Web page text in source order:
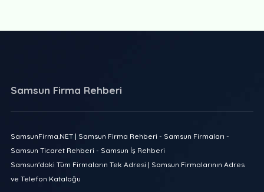
Samsun Firma Rehberi
SamsunFirma.NET | Samsun Firma Rehberi - Samsun Firmaları -
Samsun Ticaret Rehberi - Samsun İş Rehberi
Samsun'daki Tüm Firmaların Tek Adresi | Samsun Firmalarının Adres
ve Telefon Kataloğu